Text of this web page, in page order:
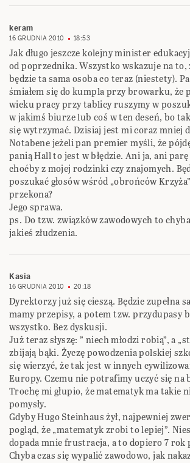
keram
16 GRUDNIA 2010 18:53
Jak długo jeszcze kolejny minister
od poprzednika. Wszystko wskazuje na to,
będzie ta sama osoba co teraz (niestety).
śmiałem się do kumpla przy browarku, że
wieku pracy przy tablicy ruszymy w
w jakimś biurze lub coś w ten deseń, bo
się wytrzymać. Dzisiaj jest mi coraz mniej
Notabene jeżeli pan premier myśli, że
panią Hall to jest w błędzie. Ani ja, ani
choćby z mojej rodzinki czy znajomych.
poszukać głosów wśród „obrońców
przekona?
Jego sprawa.
ps. Do tzw. związków zawodowych to
jakieś złudzenia.
Kasia
16 GRUDNIA 2010 20:18
Dyrektorzy już się cieszą. Będzie zupełna
mamy przepisy, a potem tzw. przydupasy
wszystko. Bez dyskusji.
Już teraz słyszę: ” niech młodzi robią”, a
zbijają bąki. Życzę powodzenia polskiej
się wierzyć, że tak jest w innych
Europy. Czemu nie potrafimy uczyć się na
Trochę mi głupio, że matematyk ma takie
pomysły.
Gdyby Hugo Steinhaus żył, najpewniej
pogląd, że „matematyk zrobi to lepiej”.
dopada mnie frustracja, a to dopiero 7 rok
Chyba czas się wypalić zawodowo, jak